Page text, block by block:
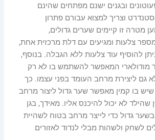
ובגנים ישנם מפתחים שהינם
וצריך למצוא עבורם פתרון
מטרה זו קיימים שערים גדולים,
צלעות ומגיעים עם דלת מרכזית אחת,
להוסיף עוד צלעות ללא הגבלה. בנוסף,
מודולארי המאפשר להשתמש בו לא רק
גם ליצירת מרחב העומד בפני עצמו. כך
בו קמין מאפשר שער גדול ליצור מרחב
לא יכול להיכנס אליו. מאידך, בגן
בשער גדול כדי לייצר מרחב בטוח לשהיית
לשחק ולשהות מבלי לנדוד לאזורים